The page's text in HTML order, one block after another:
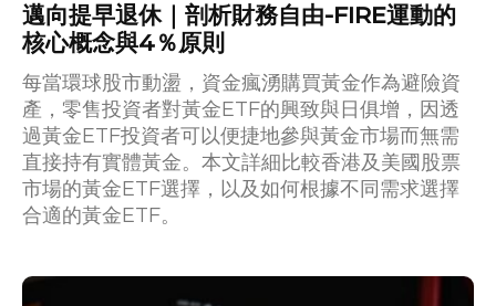
邁向提早退休｜剖析財務自由-FIRE運動的
核心概念與4％原則
每當環球股市動盪，資金瘋湧購買黃金作為避險資
產，零售投資者對黃金ETF的興致與日俱增，因透
過黃金ETF投資者可以便捷地參與黃金市場而無需
直接持有實體黃金。本文詳細比較香港及美國股票
市場的黃金ETF選擇，以及如何根據不同需求選擇
合適的黃金ETF。